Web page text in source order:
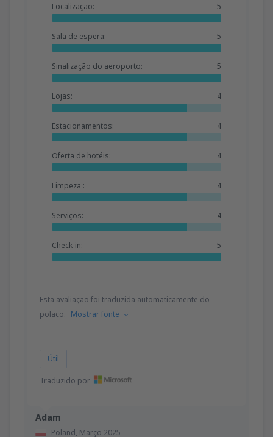
Adam
Poland, Março 2025
Localização: 5
Sala de espera: 5
Sinalização do aeroporto: 5
Lojas: 4
Estacionamentos: 4
Oferta de hotéis: 4
Limpeza : 4
Serviços: 4
Check-in: 5
Esta avaliação foi traduzida automaticamente do
polaco. Mostrar fonte
Útil
Traduzido por